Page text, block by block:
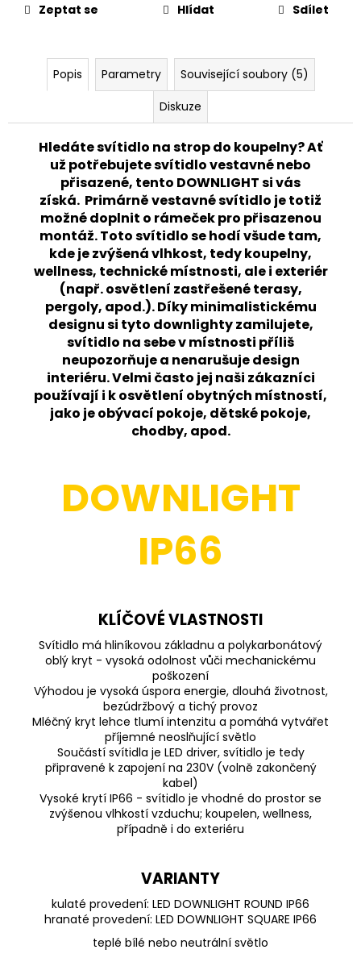
Zeptat se Hlídat Sdílet
Popis Parametry
Související soubory (5)
Diskuze
Hledáte svítidlo na strop do koupelny? Ať
už potřebujete svítidlo vestavné nebo
přisazené, tento DOWNLIGHT si vás
získá. Primárně vestavné svítidlo je totiž
možné doplnit o rámeček pro přisazenou
montáž.Toto svítidlo se hodí všude tam,
kde je zvýšená vlhkost, tedy koupelny,
wellness, technické místnosti, ale i exteriér
(např. osvětlení zastřešené terasy,
pergoly, apod.). Díky minimalistickému
designu si tyto downlighty zamilujete,
svítidlo na sebe v místnosti příliš
neupozorňuje a nenarušuje design
interiéru. Velmi často jej naši zákazníci
používají i k osvětlení obytných místností,
jako je obývací pokoje, dětské pokoje,
chodby, apod.
DOWNLIGHT
IP66
KLÍČOVÉ VLASTNOSTI
Svítidlo má hliníkovou základnu a polykarbonátový
oblý kryt - vysoká odolnost vůči mechanickému
poškození
Výhodou je vysoká úspora energie, dlouhá životnost,
bezúdržbový a tichý provoz
Mléčný kryt lehce tlumí intenzitu a pomáhá vytvářet
příjemné neoslňující světlo
Součástí svítidla je LED driver, svítidlo je tedy
připravené k zapojení na 230V (volně zakončený
kabel)
Vysoké krytí IP66 - svítidlo je vhodné do prostor se
zvýšenou vlhkostí vzduchu; koupelen, wellness,
případně i do exteriéru
VARIANTY
kulaté provedení: LED DOWNLIGHT ROUND IP66
hranaté provedení: LED DOWNLIGHT SQUARE IP66
teplé bílé nebo neutrální světlo
PANLUX
STMÍVATELNÁ
LAMPIČKA
ČERNÁ
520
Původně: